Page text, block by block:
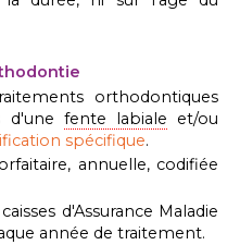
orthodontiques
d'une fente labiale et/ou
spécifique.
annuelle, codifiée
d'Assurance Maladie
année de traitement.